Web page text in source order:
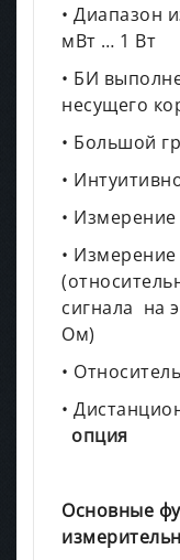
• Диапазон
мВт … 1 Вт
• БИ
несущего
• Большой
•
•
•
сигнала на
Ом)
•
•
опция
Основные